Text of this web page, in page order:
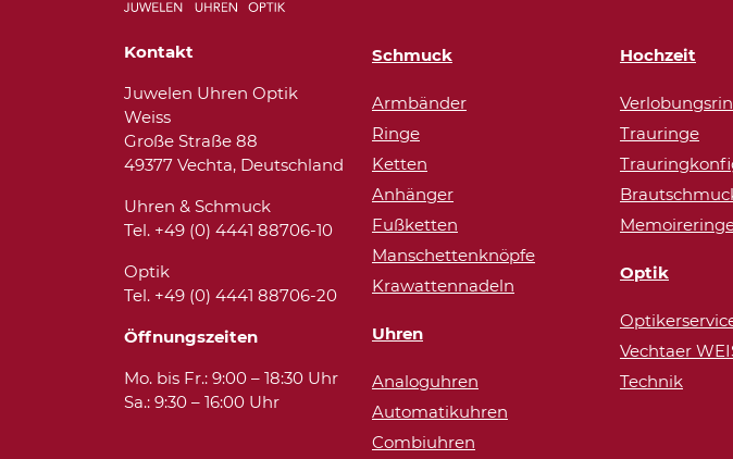
Kontakt
Juwelen Uhren Optik
Weiss
Große Straße 88
49377 Vechta, Deutschland
Uhren & Schmuck
Tel. +49 (0) 4441 88706-10
Optik
Tel. +49 (0) 4441 88706-20
Öffnungszeiten
Mo. bis Fr.: 9:00 – 18:30 Uhr
Sa.: 9:30 – 16:00 Uhr
Schmuck
Armbänder
Ringe
Ketten
Anhänger
Fußketten
Manschettenknöpfe
Krawattennadeln
Uhren
Analoguhren
Automatikuhren
Combiuhren
Hochzeit
Trauringe
Optik
Vechtaer
Technik